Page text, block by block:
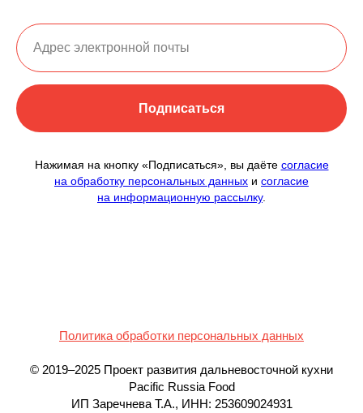
Подписаться
Нажимая на кнопку «Подписаться», вы даёте согласие
на обработку персональных данных и согласие
на информационную рассылку.
Политика обработки персональных данных
© 2019–2025 Проект развития дальневосточной кухни
Pacific Russia Food
ИП Заречнева Т.А., ИНН: 253609024931